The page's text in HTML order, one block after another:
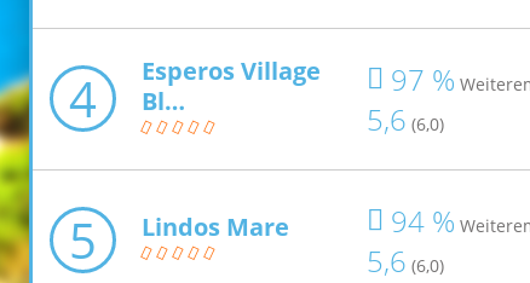
4
Esperos Village
Bl…
97 %
5,6 (6,0)
5 Lindos Mare 94 %
5,6 (6,0)